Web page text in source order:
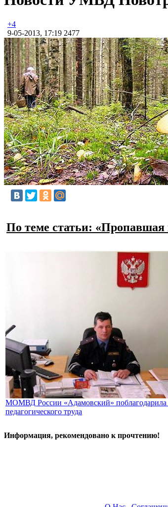
+4
9-05-2013, 17:19 2477
По теме статьи: «Пропавшая
МОМВД России «Адамовский» поблагодарила
педагогического труда
Информация, рекомендовано к прочтению!